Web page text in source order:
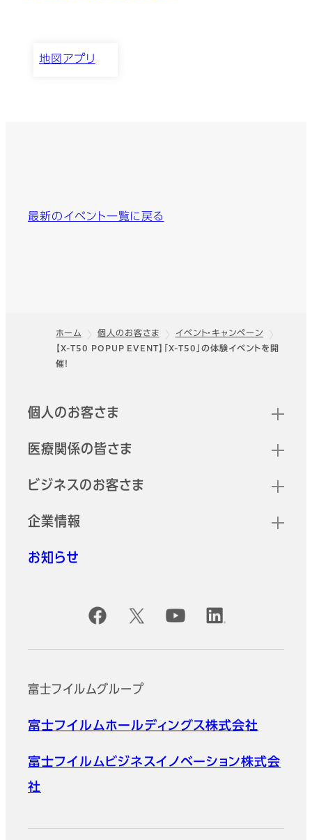
地図アプリ
最新のイベント一覧に戻る
フッター
ホーム 個人のお客さま
イベント・キャンペーン
【X-T50 POPUP EVENT】「X-T50」の体験イベントを開
催！
クイックリンク
個人のお客さま
医療関係の皆さま
ビジネスのお客さま
企業情報
お知らせ
公式SNSアカウント
富士フイルムグループ
富士フイルムホールディングス株式会社
富士フイルムビジネスイノベーション株式会
社